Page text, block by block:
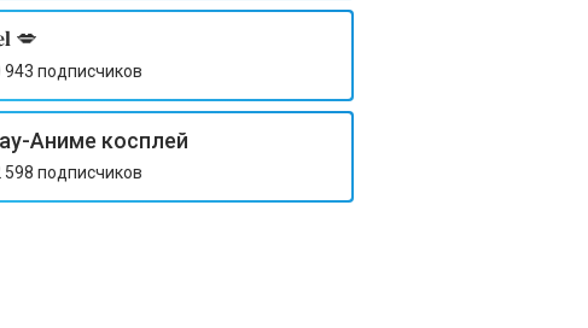
💋
943 подписчиков
Аниме косплей
598 подписчиков